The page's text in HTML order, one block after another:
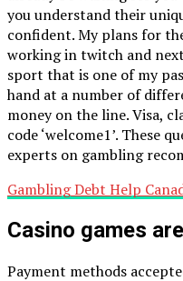
you understand their
confident. My plans for
working in twitch and
sport that is one of my
hand at a number of
money on the line. Visa,
code ‘welcome1’. These
experts on gambling
Gambling Debt Help
Casino games
Payment methods